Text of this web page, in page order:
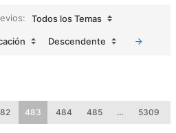
Todos los Temas
Descendente
483 484 485 … 5309